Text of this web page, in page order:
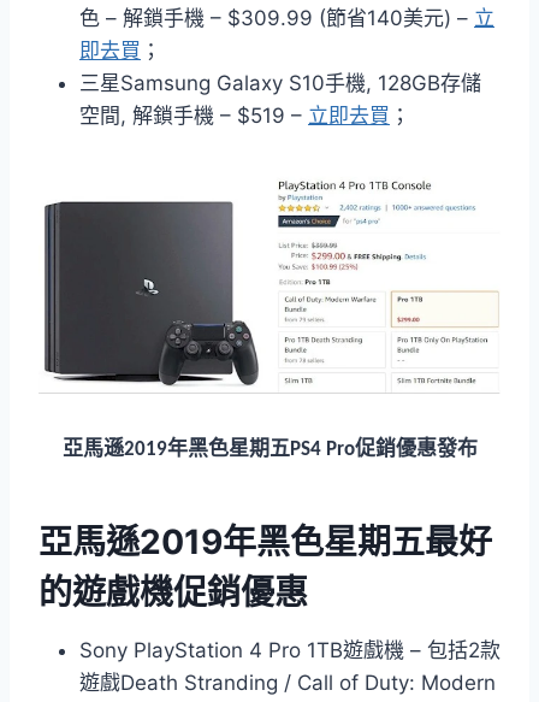
色 – 解鎖手機 – $309.99 (節省140美元) – 立
即去買 ；
三星Samsung Galaxy S10手機, 128GB存儲
空間, 解鎖手機 – $519 – 立即去買 ；
亞馬遜2019年黑色星期五PS4 Pro促銷優惠發布
亞馬遜2019年黑色星期五最好
的遊戲機促銷優惠
Sony PlayStation 4 Pro 1TB遊戲機 – 包括2款
遊戲Death Stranding / Call of Duty: Modern